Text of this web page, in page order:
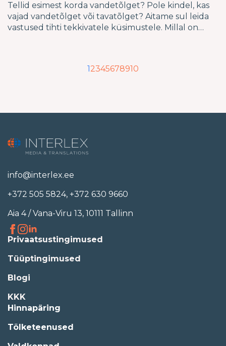
Tellid esimest korda vandetõlget? Pole kindel, kas
vajad vandetõlget või tavatõlget? Aitame sul leida
vastused tihti tekkivatele küsimustele. Millal on…
12345678910
info@interlex.ee
+372 505 5824, +372 630 9660
Aia 4 / Vana-Viru 13, 10111 Tallinn
Privaatsustingimused
Tüüptingimused
Blogi
KKK
Hinnapäring
Tõlketeenused